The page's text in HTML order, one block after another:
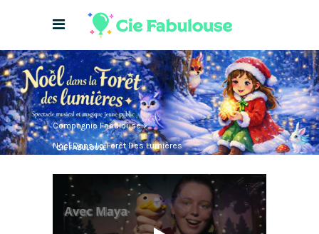
Compagnie Fabulouse>
Noël Dans La Forêt Des Lumières